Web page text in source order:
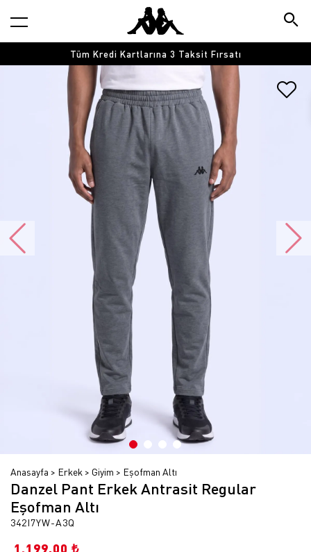
Tüm Kredi Kartlarına 3 Taksit Fırsatı
Anasayfa Erkek Giyim Eşofman Altı
Danzel Pant Erkek Antrasit Regular
Eşofman Altı
342I7YW-A3Q
1.199,00 ₺